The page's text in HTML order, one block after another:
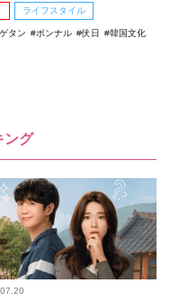
ライフスタイル
タン ポンナル 伏日 韓国文化
ング